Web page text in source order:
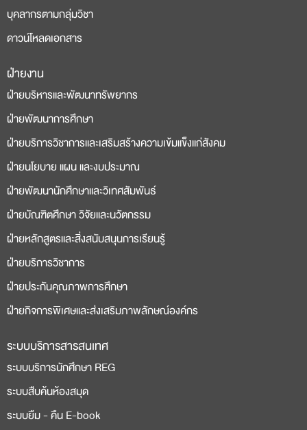
บุคลากรตามกลุ่มวิชา
ดาวน์โหลดเอกสาร
deneme
bonusu
casino
siteleri
ฝ่ายงาน
ฝ่ายบริหารและพัฒนาทรัพยากร
ฝ่ายพัฒนาการศึกษา
ฝ่ายบริการวิชาการและเสริมสร้างความเข้มแข็งแก่สังคม
ฝ่ายนโยบาย แผน และงบประมาณ
ฝ่ายพัฒนานักศึกษาและวิเทศสัมพันธ์
ฝ่ายบัณฑิตศึกษา วิจัยและนวัตกรรม
ฝ่ายหลักสูตรและสิ่งสนับสนุนการเรียนรู้
ฝ่ายบริการวิชาการ
ฝ่ายประกันคุณภาพการศึกษา
ฝ่ายกิจการพิเศษและส่งเสริมภาพลักษณ์องค์กร
ระบบบริการสารสนเทศ
ระบบบริการนักศึกษา REG
ระบบสืบค้นห้องสมุด
ระบบยืม - คืน E-book